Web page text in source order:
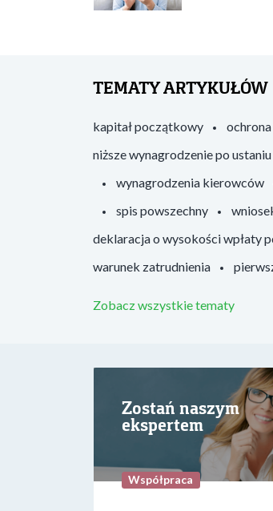
TEMATY ARTYKUŁÓW
kapitał początkowy
niższe wynagrodzenie po
wynagrodzenia kierowców
spis powszechny
deklaracja o wysokości wpłaty
warunek zatrudnienia
Zobacz wszystkie tematy
Zostań naszym
ekspertem
Współpraca